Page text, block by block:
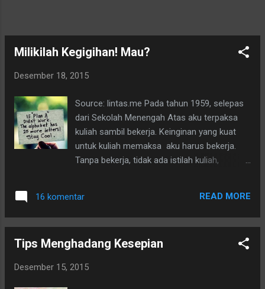
Milikilah Kegigihan! Mau?
Desember 18, 2015
Source: lintas.me Pada tahun 1959, selepas
dari Sekolah Menengah Atas aku terpaksa
kuliah sambil bekerja. Keinginan yang kuat
untuk kuliah memaksa aku harus bekerja.
Tanpa bekerja, tidak ada istilah kuliah,
aku sebagai pegawai kantoran. Aku belum
berani menyebutnya sebagai wanita karir,
dengan rasa senang dan penuh rasa syukur
sana.
16 komentar READ MORE
Tips Menghadang Kesepian
Desember 15, 2015